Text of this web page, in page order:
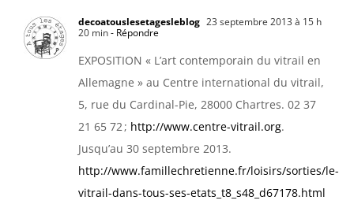
decoatouslesetagesleblog 23 septembre 2013 à 15 h
20 min- Répondre
EXPOSITION « L’art contemporain du vitrail en
Allemagne » au Centre international du vitrail,
5, rue du Cardinal-Pie, 28000 Chartres. 02 37
21 65 72 ; http://www.centre-vitrail.org.
Jusqu’au 30 septembre 2013.
http://www.famillechretienne.fr/loisirs/sorties/le-
vitrail-dans-tous-ses-etats_t8_s48_d67178.html